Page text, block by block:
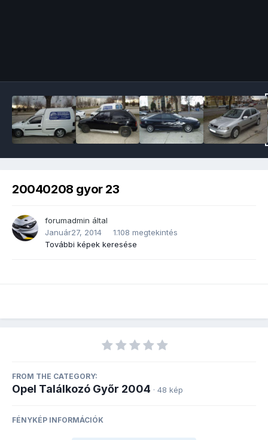
20040208 gyor 23
forumadmin által
Január27, 2014
1.108 megtekintés
További képek keresése
FROM THE CATEGORY:
Opel Találkozó Győr 2004 · 48 kép
FÉNYKÉP INFORMÁCIÓK